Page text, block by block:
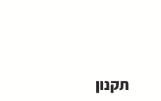
תקנון